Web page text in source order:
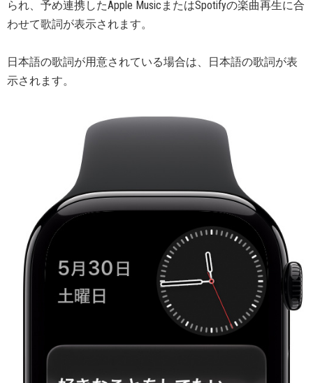
られ、予め連携したApple MusicまたはSpotifyの楽曲再生に合
わせて歌詞が表示されます。
日本語の歌詞が用意されている場合は、日本語の歌詞が表
示されます。